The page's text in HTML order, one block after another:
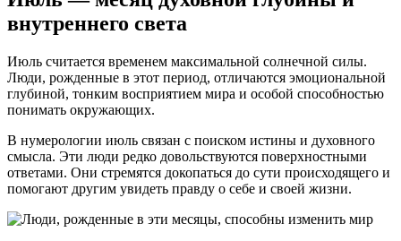
внутреннего света
Июль считается временем максимальной солнечной силы.
Люди, рожденные в этот период, отличаются эмоциональной
глубиной, тонким восприятием мира и особой способностью
понимать окружающих.
В нумерологии июль связан с поиском истины и духовного
смысла. Эти люди редко довольствуются поверхностными
ответами. Они стремятся докопаться до сути происходящего и
помогают другим увидеть правду о себе и своей жизни.